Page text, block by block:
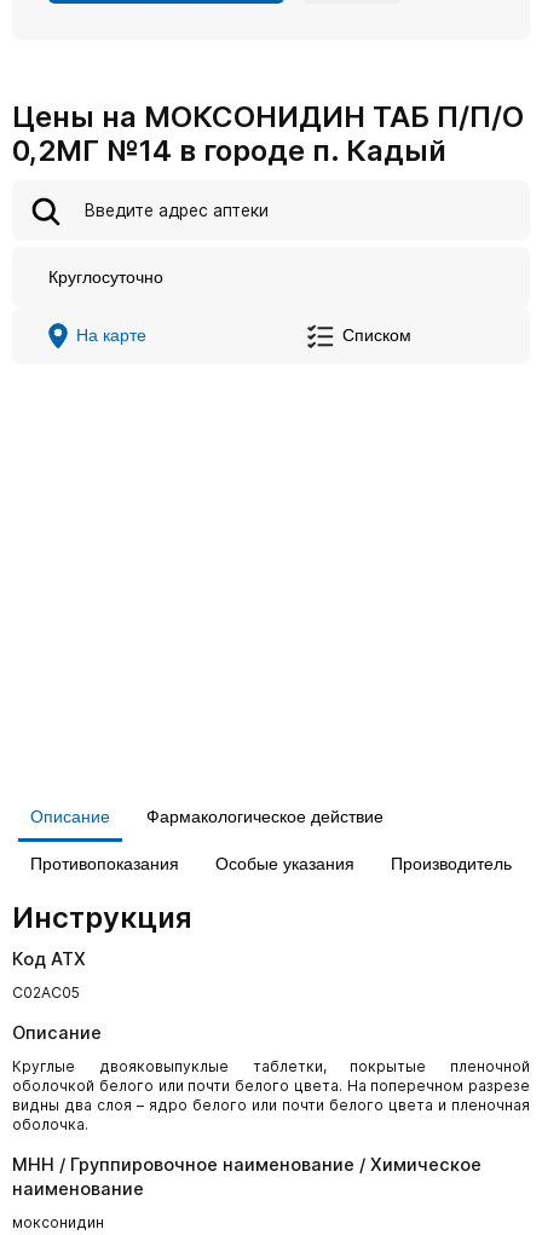
Цены на МОКСОНИДИН ТАБ П/П/О
0,2МГ №14 в городе п. Кадый
Круглосуточно
На карте Списком
Описание Фармакологическое действие
Противопоказания Особые указания Производитель
Инструкция
Код АТХ
C02AC05
Описание
Круглые двояковыпуклые таблетки, покрытые пленочной
оболочкой белого или почти белого цвета. На поперечном разрезе
видны два слоя – ядро белого или почти белого цвета и пленочная
оболочка.
МНН / Группировочное наименование / Химическое
наименование
моксонидин